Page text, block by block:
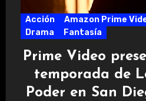
Acción Amazon Prime
Drama
Fantasía
Prime Video
temporada de
Poder en San